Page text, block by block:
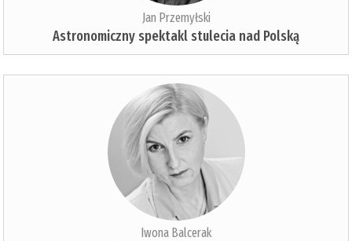
Jan Przemyłski
Astronomiczny spektakl stulecia nad Polską
Iwona Balcerak